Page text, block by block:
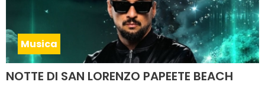
Musica
NOTTE DI SAN LORENZO PAPEETE BEACH